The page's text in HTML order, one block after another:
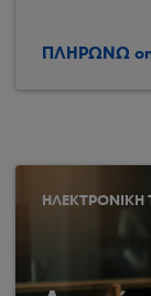
ΠΛΗΡΩΝΩ
ΗΛΕΚΤΡΟΝΙΚΗ